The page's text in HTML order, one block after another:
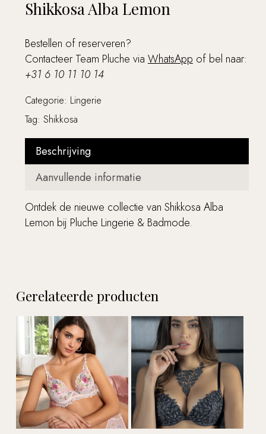
Geen producten in de
winkelwagen.
Go to shop
Shikkosa Alba Lemon
Bestellen of reserveren?
Contacteer Team Pluche via WhatsApp of bel naar:
+31 6 10 11 10 14
Categorie: Lingerie
Tag: Shikkosa
Beschrijving
Aanvullende informatie
Ontdek de nieuwe collectie van Shikkosa Alba
Lemon bij Pluche Lingerie & Badmode.
Gerelateerde producten